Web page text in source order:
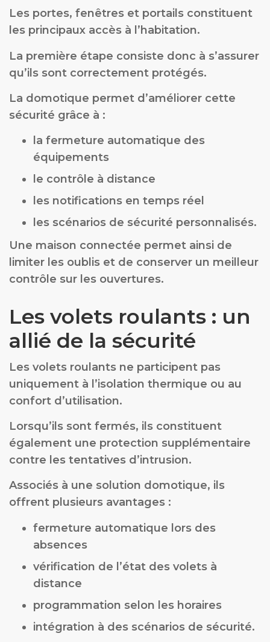
Les portes, fenêtres et portails constituent
les principaux accès à l’habitation.
La première étape consiste donc à s’assurer
qu’ils sont correctement protégés.
La domotique permet d’améliorer cette
sécurité grâce à :
la fermeture automatique des
équipements
le contrôle à distance
les notifications en temps réel
les scénarios de sécurité personnalisés.
Une maison connectée permet ainsi de
limiter les oublis et de conserver un meilleur
contrôle sur les ouvertures.
Les volets roulants : un
allié de la sécurité
Les volets roulants ne participent pas
uniquement à l’isolation thermique ou au
confort d’utilisation.
Lorsqu’ils sont fermés, ils constituent
également une protection supplémentaire
contre les tentatives d’intrusion.
Associés à une solution domotique, ils
offrent plusieurs avantages :
fermeture automatique lors des
absences
vérification de l’état des volets à
distance
programmation selon les horaires
intégration à des scénarios de sécurité.